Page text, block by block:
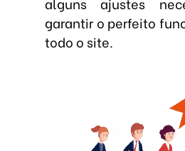
garantir o perfeito
todo o site.